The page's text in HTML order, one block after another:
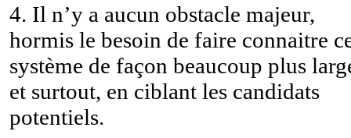
4. Il n’y a aucun obstacle majeur,
hormis le besoin de faire connaitre
système de façon beaucoup plus
et surtout, en ciblant les candidats
potentiels.